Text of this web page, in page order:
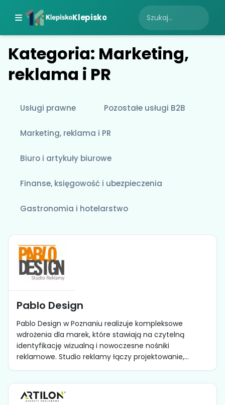
Klepisko
Kategoria: Marketing,
reklama i PR
Usługi prawne Pozostałe usługi B2B
Marketing, reklama i PR
Biuro i artykuły biurowe
Finanse, księgowość i ubezpieczenia
Gastronomia i hotelarstwo
Pablo Design
Pablo Design w Poznaniu realizuje kompleksowe
wdrożenia dla marek, które stawiają na czytelną
identyfikację wizualną i nowoczesne nośniki
reklamowe. Studio reklamy łączy projektowanie,...